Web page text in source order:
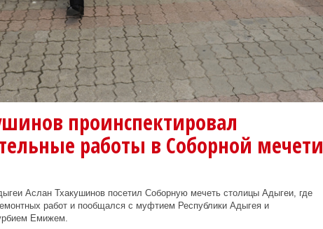
проинспектировал
работы в Соборной мечети
Аслан Тхакушинов посетил Соборную мечеть столицы Адыгеи, где
работ и пообщался с муфтием Республики Адыгея и
Емижем.